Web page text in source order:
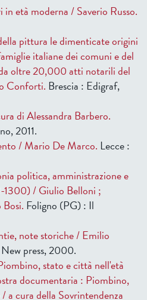
in età moderna / Saverio Russo.
pittura le dimenticate origini
italiane dei comuni e del
oltre 20,000 atti notarili del
Conforti. Brescia : Edigraf,
di Alessandra Barbero.
2011.
/ Mario De Marco. Lecce :
politica, amministrazione e
1300) / Giulio Belloni ;
Foligno (PG) : Il
note storiche / Emilio
press, 2000.
stato e città nell'età
documentaria : Piombino,
cura della Sovrintendenza